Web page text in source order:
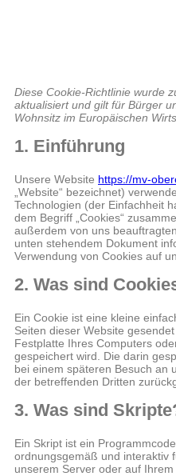
Diese Cookie-Richtlinie wurde
aktualisiert und gilt für Bürger
Wohnsitz im Europäischen
1. Einführung
Unsere Website https://mv-
„Website“ bezeichnet)
Technologien (der Einfachheit
dem Begriff „Cookies“
außerdem von uns
unten stehendem Dokument
Verwendung von Cookies auf
2. Was sind
Ein Cookie ist eine kleine
Seiten dieser Website
Festplatte Ihres Computers
gespeichert wird. Die darin
bei einem späteren Besuch an
der betreffenden Dritten
3. Was sind
Ein Skript ist ein
ordnungsgemäß und interaktiv
unserem Server oder auf Ihrem